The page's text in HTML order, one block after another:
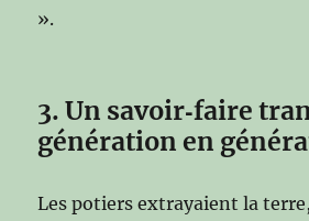
».
3. Un savoir‑faire
génération en
Les potiers extrayaient la